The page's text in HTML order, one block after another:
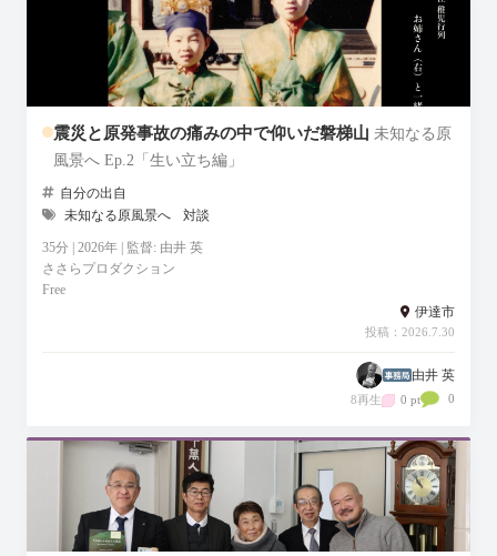
震災と原発事故の痛みの中で仰いだ磐梯山 未知なる原
風景へ Ep.2「生い立ち編」
自分の出自
未知なる原風景へ
対談
35分 | 2026年 | 監督: 由井 英
ささらプロダクション
Free
伊達市
投稿：2026.7.30
由井 英
8再生 0 pt 0